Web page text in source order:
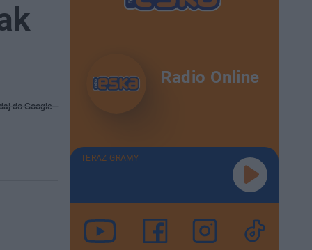
do Google
Radio Online
TERAZ GRAMY